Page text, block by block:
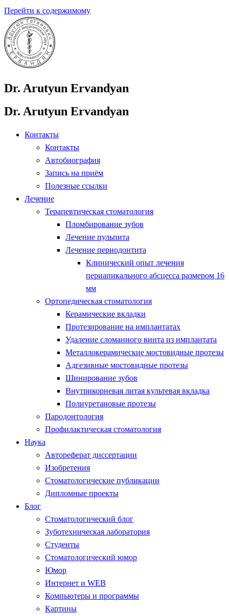
Перейти к содержимому
Dr. Arutyun Ervandyan
Dr. Arutyun Ervandyan
Контакты
Контакты
Автобиография
Запись на приём
Полезные ссылки
Лечение
Терапевтическая стоматология
Пломбирование зубов
Лечение пульпита
Лечение периодонтита
Клинический опыт лечения
периапикального абсцесса размером 16
мм
Ортопедическая стоматология
Керамические вкладки
Протезирование на имплантатах
Удаление сломанного винта из имплантата
Металлокерамические мостовидные протезы
Адгезивные мостовидные протезы
Шинирование зубов
Внутрикорневая литая культевая вкладка
Полиуретановые протезы
Пародонтология
Профилактическая стоматология
Наука
Автореферат диссертации
Изобретения
Стоматологические публикации
Дипломные проекты
Блог
Стоматологический блог
Зуботехническая лаборатория
Студенты
Стоматологический юмор
Юмор
Интернет и WEB
Компьютеры и программы
Картины